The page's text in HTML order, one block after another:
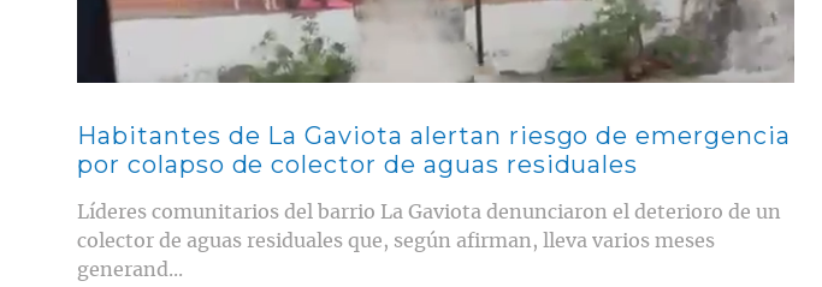
Habitantes de La Gaviota alertan riesgo de emergencia
por colapso de colector de aguas residuales
Líderes comunitarios del barrio La Gaviota denunciaron el deterioro de un
colector de aguas residuales que, según afirman, lleva varios meses
generand...